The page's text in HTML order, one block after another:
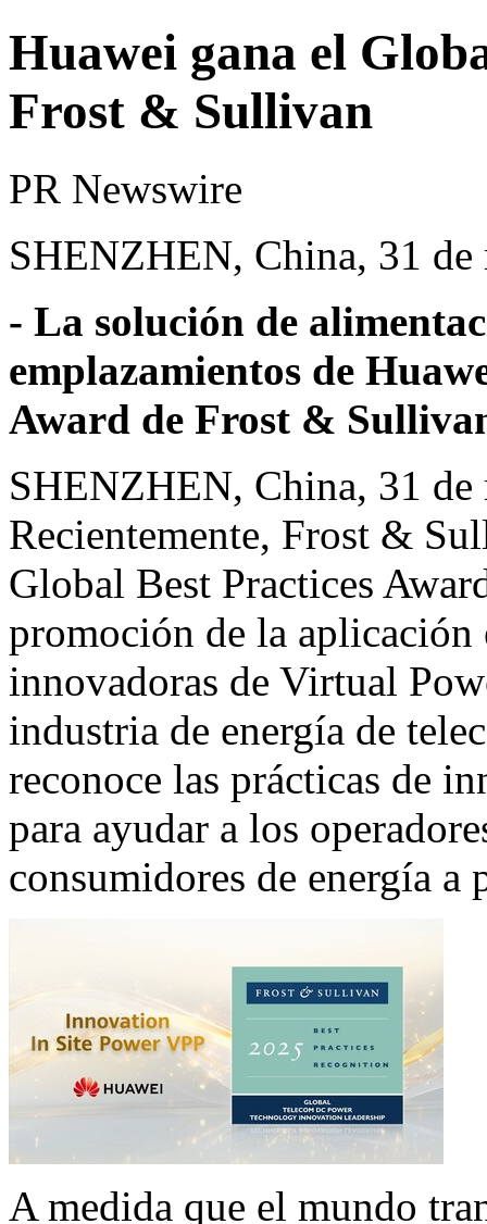
Huawei gana el
Frost & Sullivan
PR Newswire
SHENZHEN, China, 31 de
- La solución de
emplazamientos de
Award de Frost &
SHENZHEN, China, 31 de
Recientemente, Frost &
Global Best Practices
promoción de la
innovadoras de Virtual
industria de energía de
reconoce las prácticas de
para ayudar a los
consumidores de energía a
A medida que el mundo